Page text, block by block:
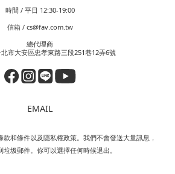
時間 / 平日 12:30-19:00
信箱 / cs@fav.com.tw
總代理商
市大安區忠孝東路三段251巷12弄6號
EMAIL
和條件以及隱私權政策。我們不會發送大量訊息，
垃圾郵件。你可以選擇任何時候退出。